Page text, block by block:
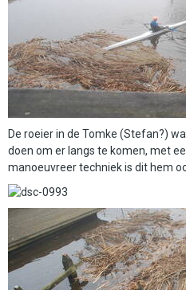
De roeier in de Tomke (Stefan?)
doen om er langs te komen, met
manoeuvreer techniek is dit hem